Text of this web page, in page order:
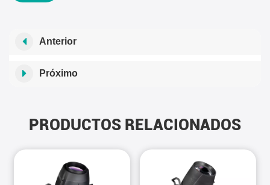
Anterior
Próximo
PRODUCTOS RELACIONADOS